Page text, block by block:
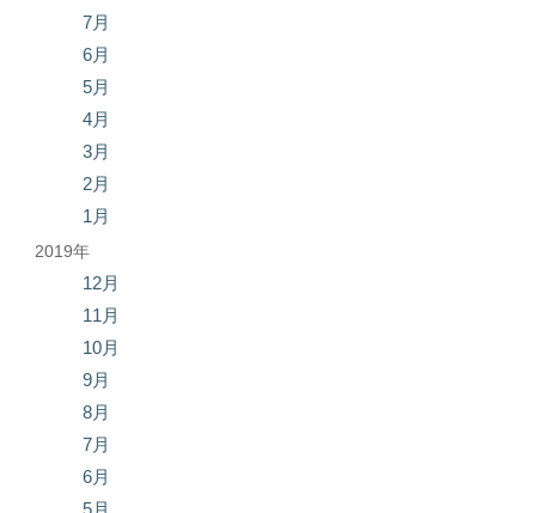
7月
6月
5月
4月
3月
2月
1月
2019年
12月
11月
10月
9月
8月
7月
6月